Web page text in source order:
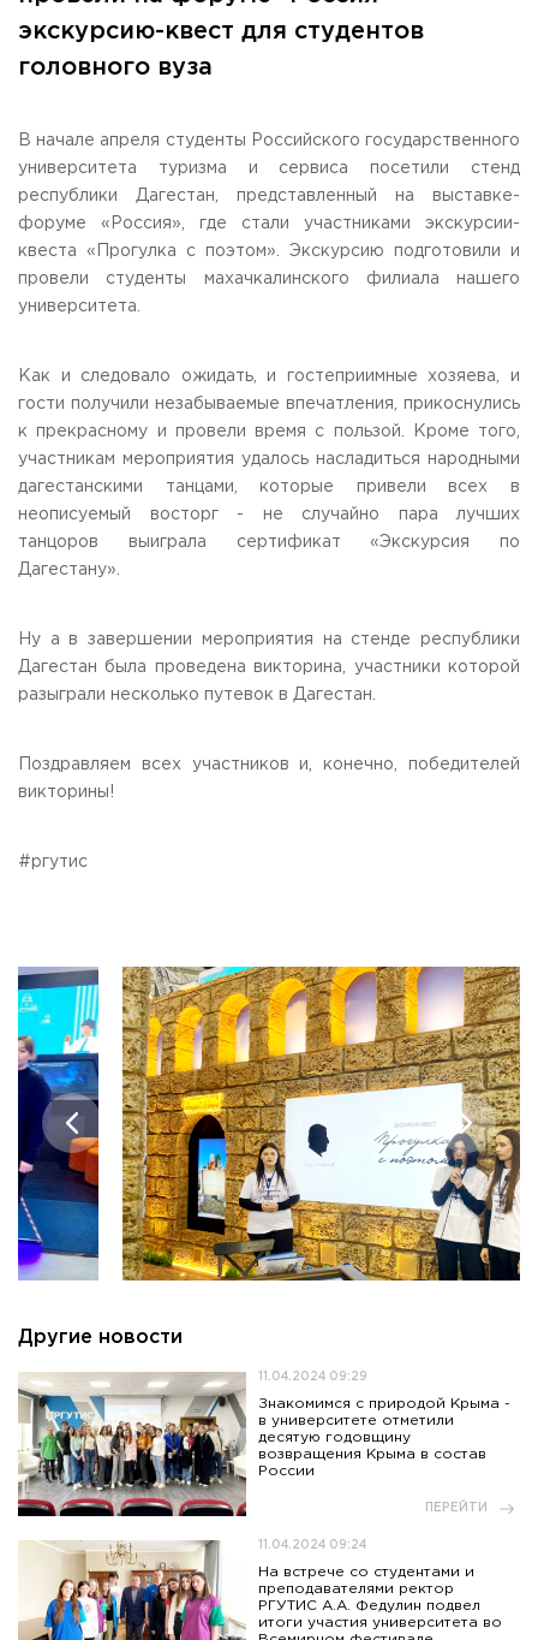
Общежитие / Кампус РГУТИС
Work with disabled and handicapped people
Contacts
Additional education
Федеральный ресурсный центр
Федеральное учебно-методическое объединение в
системе ВО
Federal educational and methodical association in the
system of secondary vocational education
99 Glavnaya Street, dp.Cherkizovo, Urban district Pushkinsky,
Moscow region, 141221
TELEPHONES:
+7 (495) 940 83 00
WORKING HOURS
Mo-th: from 09:00 to 18:00;
Fr: from 09:00 to 16:45;
экскурсию-квест для студентов
головного вуза
В начале апреля студенты Российского государственного
университета туризма и сервиса посетили стенд
республики Дагестан, представленный на выставке-
форуме «Россия», где стали участниками экскурсии-
квеста «Прогулка с поэтом». Экскурсию подготовили и
провели студенты махачкалинского филиала нашего
университета.
Как и следовало ожидать, и гостеприимные хозяева, и
гости получили незабываемые впечатления, прикоснулись
к прекрасному и провели время с пользой. Кроме того,
участникам мероприятия удалось насладиться народными
дагестанскими танцами, которые привели всех в
неописуемый восторг - не случайно пара лучших
танцоров выиграла сертификат «Экскурсия по
Дагестану».
Ну а в завершении мероприятия на стенде республики
Дагестан была проведена викторина, участники которой
разыграли несколько путевок в Дагестан.
Поздравляем всех участников и, конечно, победителей
викторины!
#ргутис
Другие новости
11.04.2024 09:29
Знакомимся с природой Крыма -
в университете отметили
десятую годовщину
возвращения Крыма в состав
России
ПЕРЕЙТИ
11.04.2024 09:24
На встрече со студентами и
преподавателями ректор
РГУТИС А.А. Федулин подвел
итоги участия университета во